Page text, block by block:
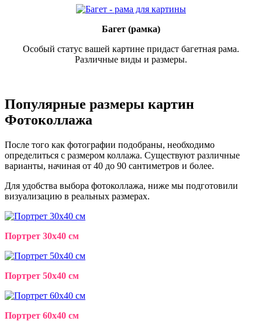
Багет (рамка)
Особый статус вашей картине придаст багетная рама.
Различные виды и размеры.
Популярные размеры картин
Фотоколлажа
После того как фотографии подобраны, необходимо
определиться с размером коллажа. Существуют различные
варианты, начиная от 40 до 90 сантиметров и более.
Для удобства выбора фотоколлажа, ниже мы подготовили
визуализацию в реальных размерах.
Портрет 30x40 см
Портрет 50x40 см
Портрет 60x40 см